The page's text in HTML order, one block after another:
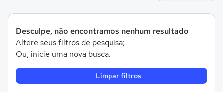
Desculpe, não encontramos nenhum resultado
Altere seus filtros de pesquisa;
Ou, inicie uma nova busca.
Limpar filtros